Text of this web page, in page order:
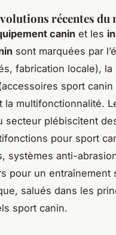
récentes du
canin et les
sont marquées par
fabrication locale), la
sport canin
la multifonctionnalité.
secteur plébiscitent
pour sport
systèmes anti-
pour un entraînement
salués dans les
sport canin.